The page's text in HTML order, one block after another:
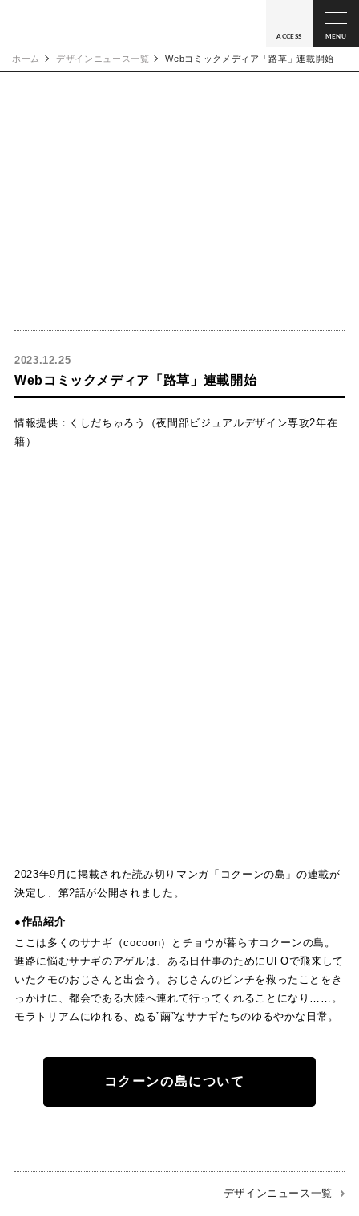
ACCESS MENU
ホーム デザインニュース一覧 Webコミックメディア「路草」連載開始
2023.12.25
Webコミックメディア「路草」連載開始
情報提供：くしだちゅろう（夜間部ビジュアルデザイン専攻2年在
籍）
2023年9月に掲載された読み切りマンガ「コクーンの島」の連載が
決定し、第2話が公開されました。
●作品紹介
ここは多くのサナギ（cocoon）とチョウが暮らすコクーンの島。
進路に悩むサナギのアゲルは、ある日仕事のためにUFOで飛来して
いたクモのおじさんと出会う。おじさんのピンチを救ったことをき
っかけに、都会である大陸へ連れて行ってくれることになり……。
モラトリアムにゆれる、ぬる”繭”なサナギたちのゆるやかな日常。
コクーンの島について
デザインニュース一覧